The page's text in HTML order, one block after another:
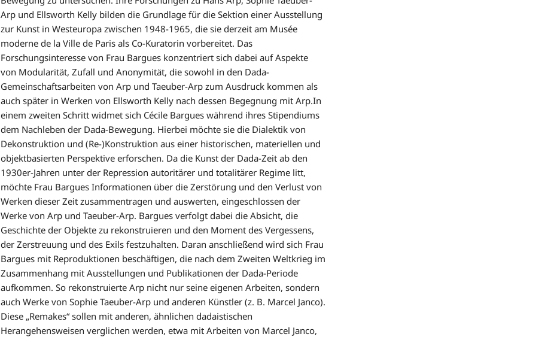
Arp und Ellsworth Kelly bilden die Grundlage für die Sektion einer Ausstellung
zur Kunst in Westeuropa zwischen 1948-1965, die sie derzeit am Musée
moderne de la Ville de Paris als Co-Kuratorin vorbereitet. Das
Forschungsinteresse von Frau Bargues konzentriert sich dabei auf Aspekte
von Modularität, Zufall und Anonymität, die sowohl in den Dada-
Gemeinschaftsarbeiten von Arp und Taeuber-Arp zum Ausdruck kommen als
auch später in Werken von Ellsworth Kelly nach dessen Begegnung mit Arp.In
einem zweiten Schritt widmet sich Cécile Bargues während ihres Stipendiums
dem Nachleben der Dada-Bewegung. Hierbei möchte sie die Dialektik von
Dekonstruktion und (Re-)Konstruktion aus einer historischen, materiellen und
objektbasierten Perspektive erforschen. Da die Kunst der Dada-Zeit ab den
1930er-Jahren unter der Repression autoritärer und totalitärer Regime litt,
möchte Frau Bargues Informationen über die Zerstörung und den Verlust von
Werken dieser Zeit zusammentragen und auswerten, eingeschlossen der
Werke von Arp und Taeuber-Arp. Bargues verfolgt dabei die Absicht, die
Geschichte der Objekte zu rekonstruieren und den Moment des Vergessens,
der Zerstreuung und des Exils festzuhalten. Daran anschließend wird sich Frau
Bargues mit Reproduktionen beschäftigen, die nach dem Zweiten Weltkrieg im
Zusammenhang mit Ausstellungen und Publikationen der Dada-Periode
aufkommen. So rekonstruierte Arp nicht nur seine eigenen Arbeiten, sondern
auch Werke von Sophie Taeuber-Arp und anderen Künstler (z. B. Marcel Janco).
Diese „Remakes“ sollen mit anderen, ähnlichen dadaistischen
Herangehensweisen verglichen werden, etwa mit Arbeiten von Marcel Janco,